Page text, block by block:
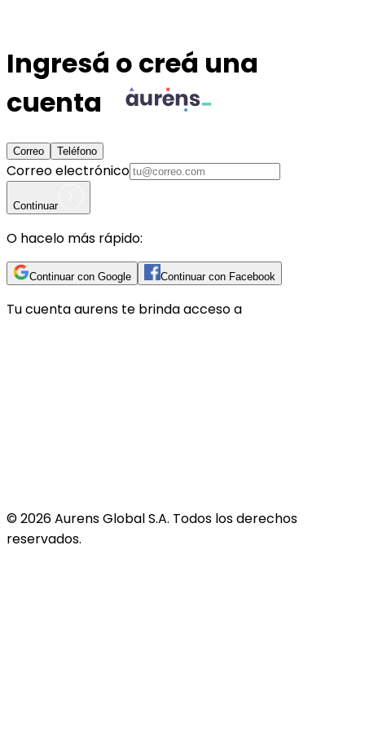
Ingresá o creá una
cuenta
Correo Teléfono
Correo electrónico
Continuar
O hacelo más rápido:
Continuar con Google Continuar con Facebook
Tu cuentaaurens te brinda acceso a
©2026Aurens Global S.A. Todos los derechos
reservados.